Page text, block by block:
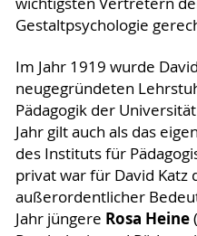
Gestaltpsychologie
Im Jahr 1919 wurde
neugegründeten
Pädagogik der
Jahr gilt auch als das
des Instituts für
privat war für David Katz
außerordentlicher
Jahr jüngere Rosa Heine